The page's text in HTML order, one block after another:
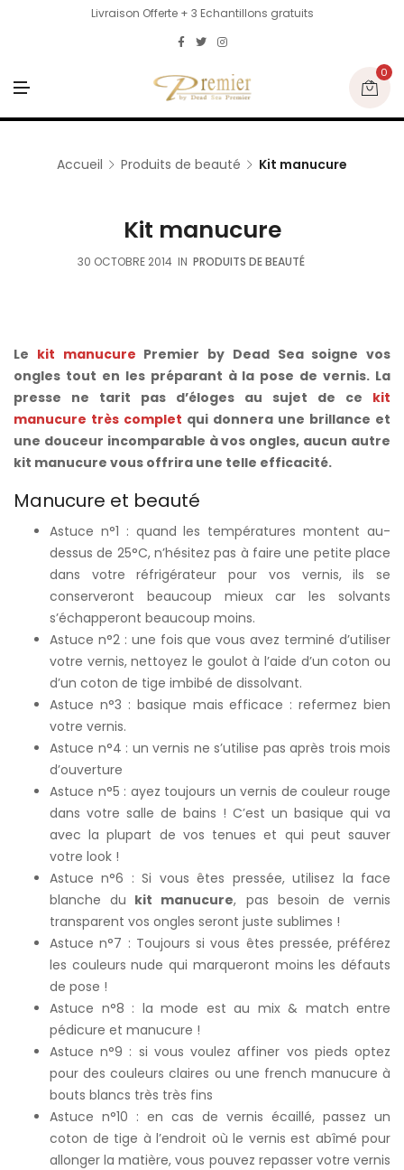
Livraison Offerte + 3 Echantillons gratuits
N
U
0
Accueil Produits de beauté Kit manucure
Kit manucure
30 OCTOBRE 2014 IN PRODUITS DE BEAUTÉ
Le kit manucure Premier by Dead Sea soigne vos
ongles tout en les préparant à la pose de vernis. La
presse ne tarit pas d’éloges au sujet de ce kit
manucure très complet qui donnera une brillance et
une douceur incomparable à vos ongles, aucun autre
kit manucure vous offrira une telle efficacité.
Manucure et beauté
Astuce n°1 : quand les températures montent au-
dessus de 25°C, n’hésitez pas à faire une petite place
dans votre réfrigérateur pour vos vernis, ils se
conserveront beaucoup mieux car les solvants
s’échapperont beaucoup moins.
Astuce n°2 : une fois que vous avez terminé d’utiliser
votre vernis, nettoyez le goulot à l’aide d’un coton ou
d’un coton de tige imbibé de dissolvant.
Astuce n°3 : basique mais efficace : refermez bien
votre vernis.
Astuce n°4 : un vernis ne s’utilise pas après trois mois
d’ouverture
Astuce n°5 : ayez toujours un vernis de couleur rouge
dans votre salle de bains ! C’est un basique qui va
avec la plupart de vos tenues et qui peut sauver
votre look !
Astuce n°6 : Si vous êtes pressée, utilisez la face
blanche du kit manucure, pas besoin de vernis
transparent vos ongles seront juste sublimes !
Astuce n°7 : Toujours si vous êtes pressée, préférez
les couleurs nude qui marqueront moins les défauts
de pose !
Astuce n°8 : la mode est au mix & match entre
pédicure et manucure !
Astuce n°9 : si vous voulez affiner vos pieds optez
pour des couleurs claires ou une french manucure à
bouts blancs très très fins
Astuce n°10 : en cas de vernis écaillé, passez un
coton de tige à l’endroit où le vernis est abîmé pour
allonger la matière, vous pouvez repasser votre vernis